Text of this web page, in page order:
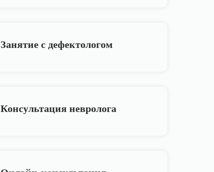
Занятие с дефектологом
Консультация невролога